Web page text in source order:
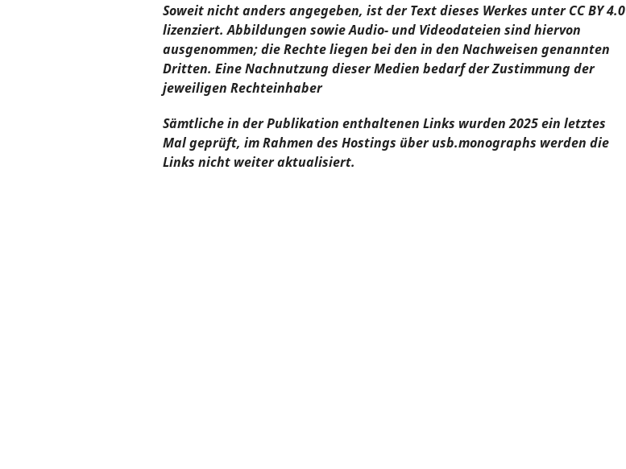
Soweit nicht anders angegeben, ist der Text dieses Werkes unter CC BY 4.0
lizenziert. Abbildungen sowie Audio- und Videodateien sind hiervon
ausgenommen; die Rechte liegen bei den in den Nachweisen genannten
Dritten. Eine Nachnutzung dieser Medien bedarf der Zustimmung der
jeweiligen Rechteinhaber
Sämtliche in der Publikation enthaltenen Links wurden 2025 ein letztes
Mal geprüft, im Rahmen des Hostings über usb.monographs werden die
Links nicht weiter aktualisiert.